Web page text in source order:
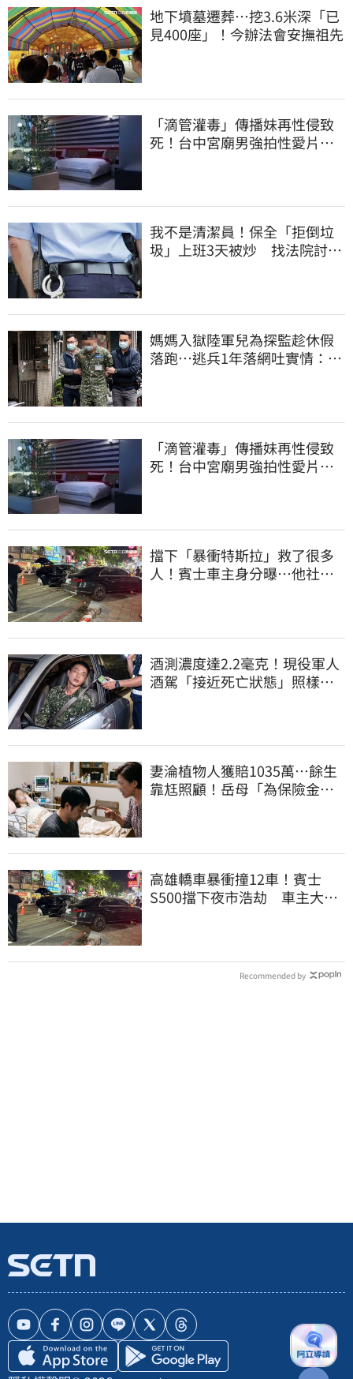
地下墳墓遷葬…挖3.6米深「已
見400座」！今辦法會安撫祖先
「滴管灌毒」傳播妹再性侵致
死！台中宮廟男強拍性愛片
我不是清潔員！保全「拒倒垃
圾」上班3天被炒 找法院討公
媽媽入獄陸軍兒為探監趁休假
落跑…逃兵1年落網吐實情：外
「滴管灌毒」傳播妹再性侵致
死！台中宮廟男強拍性愛片
擋下「暴衝特斯拉」救了很多
人！賓士車主身分曝…他社群
酒測濃度達2.2毫克！現役軍人
酒駕「接近死亡狀態」照樣開
妻淪植物人獲賠1035萬…餘生
靠尪照顧！岳母「為保險金開
高雄轎車暴衝撞12車！賓士
S500擋下夜市浩劫 車主大
Recommended by